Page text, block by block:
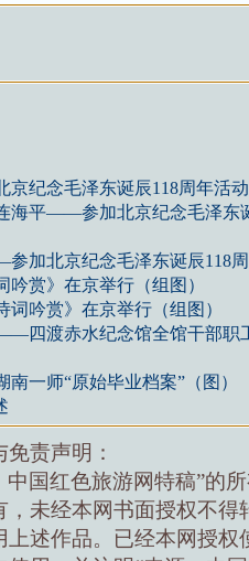
纪念毛泽东诞辰118周年活
海平——参加北京纪念毛泽东
加北京纪念毛泽东诞辰118
赏》在京举行（组图）
吟赏》在京举行（组图）
四渡赤水纪念馆全馆干部职
一师“原始毕业档案”（图）
责声明：
中国红色旅游网特稿”的
，未经本网书面授权不得
述作品。已经本网授权